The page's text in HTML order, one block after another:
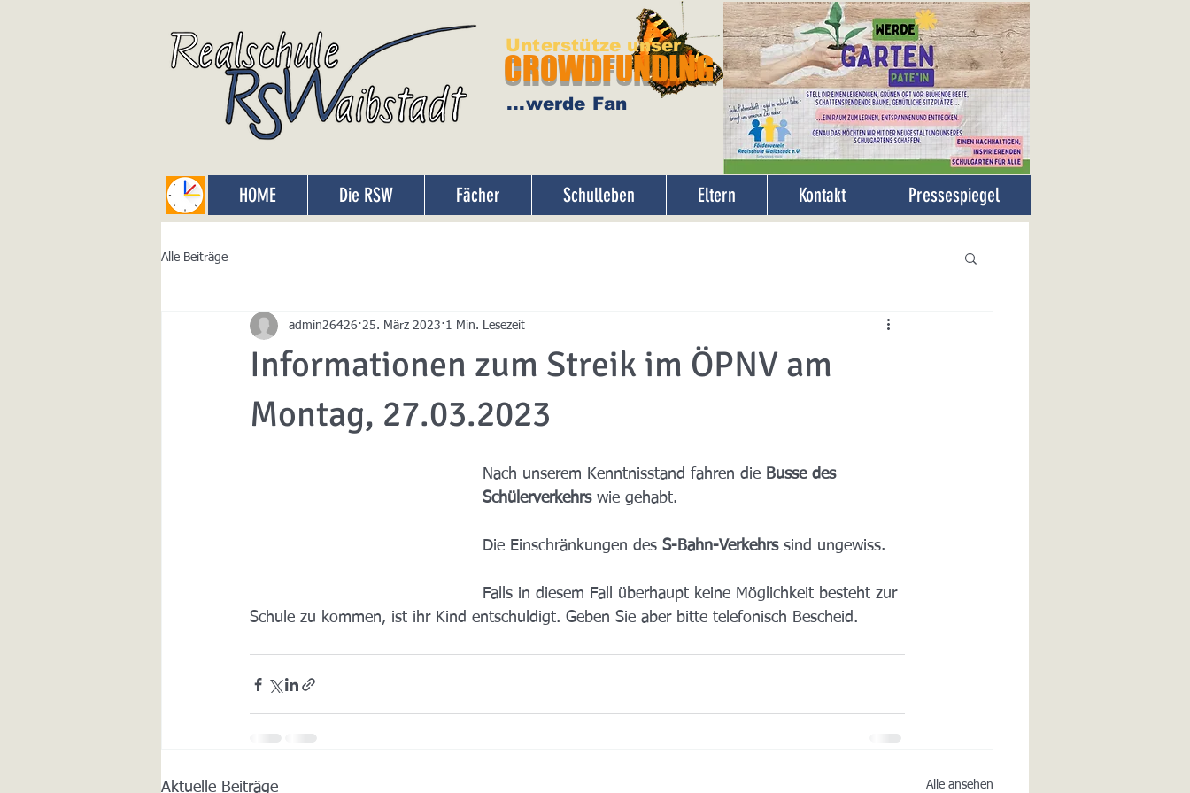
Unterstütze unser
CROWDFUNDING
...werde Fan
HOME Die RSW Fächer Schulleben Eltern Kontakt Pressespiegel
Alle Beiträge
Informationen zum Streik im ÖPNV am
Montag, 27.03.2023
admin26426 25. März 2023 1 Min. Lesezeit
Nach unserem Kenntnisstand fahren die Busse des
Schülerverkehrs wie gehabt.
Die Einschränkungen des S-Bahn-Verkehrs sind ungewiss.
Falls in diesem Fall überhaupt keine Möglichkeit besteht zur
Schule zu kommen, ist ihr Kind entschuldigt. Geben Sie aber bitte telefonisch Bescheid.
Aktuelle Beiträge Alle ansehen